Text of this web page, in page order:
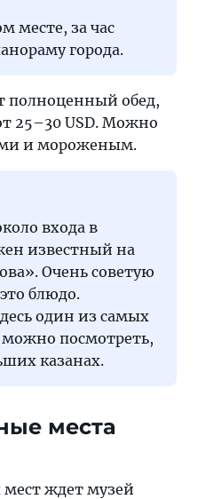
месте, за час
города.
полноценный обед,
25–30 USD. Можно
и мороженым.
входа в
известный на
Очень советую
блюдо.
один из самых
посмотреть,
казанах.
места
ждет музей